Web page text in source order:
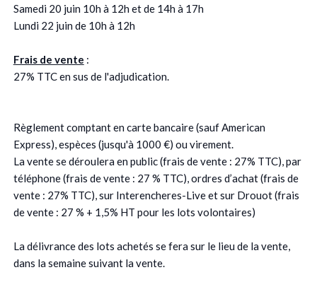
Samedi 20 juin 10h à 12h et de 14h à 17h
Lundi 22 juin de 10h à 12h
Frais de vente :
27% TTC en sus de l'adjudication.
Règlement comptant en carte bancaire (sauf American
Express), espèces (jusqu'à 1000 €) ou virement.
La vente se déroulera en public (frais de vente : 27% TTC), par
téléphone (frais de vente : 27 % TTC), ordres d’achat (frais de
vente : 27% TTC), sur Interencheres-Live et sur Drouot (frais
de vente : 27 % + 1,5% HT pour les lots volontaires)
La délivrance des lots achetés se fera sur le lieu de la vente,
dans la semaine suivant la vente.